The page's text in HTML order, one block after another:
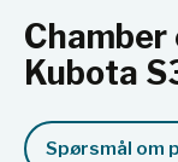
Kubota
Spørsmål om